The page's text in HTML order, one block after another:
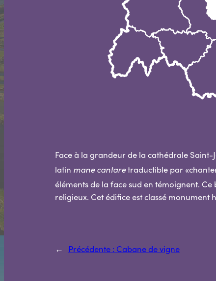
Face à la grandeur de la cathédrale
latin mane cantaretraductible par
éléments de la face sud en témoignent.
religieux. Cet édifice est classé monument
← Précédente : Cabane de vigne